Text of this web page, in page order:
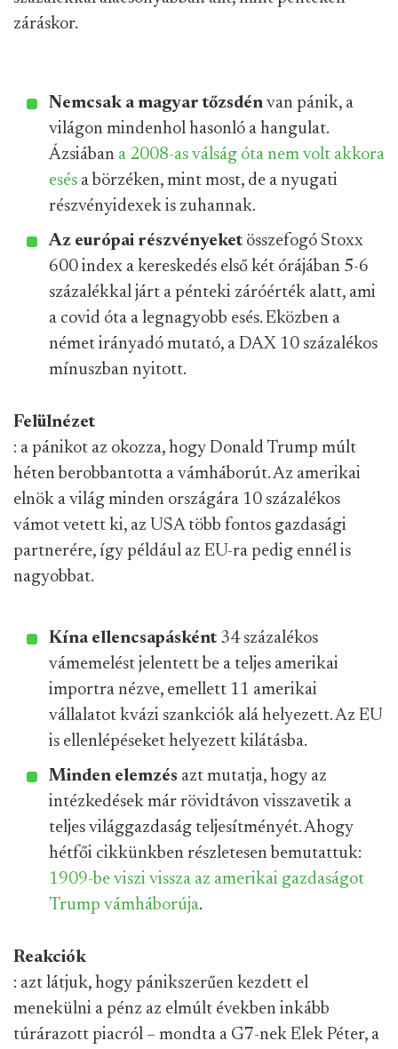
záráskor.
Nemcsak a magyar tőzsdén van pánik, a
világon mindenhol hasonló a hangulat.
Ázsiában a 2008-as válság óta nem volt akkora
esés a börzéken, mint most, de a nyugati
részvényidexek is zuhannak.
Az európai részvényeket összefogó Stoxx
600 index a kereskedés első két órájában 5-6
százalékkal járt a pénteki záróérték alatt, ami
a covid óta a legnagyobb esés. Eközben a
német irányadó mutató, a DAX 10 százalékos
mínuszban nyitott.
Felülnézet
: a pánikot az okozza, hogy Donald Trump múlt
héten berobbantotta a vámháborút. Az amerikai
elnök a világ minden országára 10 százalékos
vámot vetett ki, az USA több fontos gazdasági
partnerére, így például az EU-ra pedig ennél is
nagyobbat.
Kína ellencsapásként 34 százalékos
vámemelést jelentett be a teljes amerikai
importra nézve, emellett 11 amerikai
vállalatot kvázi szankciók alá helyezett. Az EU
is ellenlépéseket helyezett kilátásba.
Minden elemzés azt mutatja, hogy az
intézkedések már rövidtávon visszavetik a
teljes világgazdaság teljesítményét. Ahogy
hétfői cikkünkben részletesen bemutattuk:
1909-be viszi vissza az amerikai gazdaságot
Trump vámháborúja.
Reakciók
: azt látjuk, hogy pánikszerűen kezdett el
menekülni a pénz az elmúlt években inkább
túrárazott piacról – mondta a G7-nek Elek Péter, a